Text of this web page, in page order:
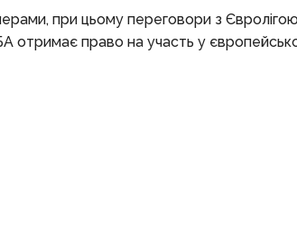
при цьому переговори з
отримає право на участь у